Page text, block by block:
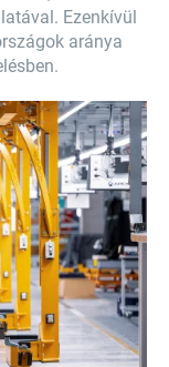
Ezenkívül
aránya